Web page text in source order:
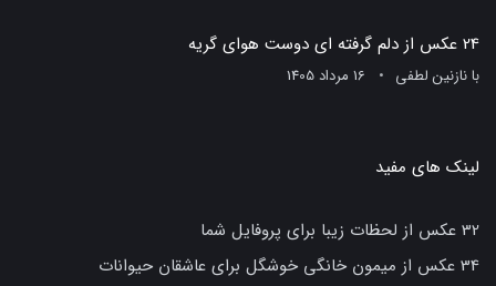
24 عکس از دلم گرفته ای دوست هوای گریه
بانازنین لطفی 16 مرداد 1405
لینک های مفید
32 عکس از لحظات زیبا برای پروفایل شما
34 عکس از میمون خانگی خوشگل برای عاشقان حیوانات